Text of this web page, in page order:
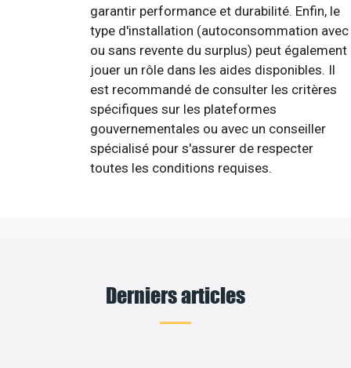
garantir performance et durabilité. Enfin, le
type d'installation (autoconsommation avec
ou sans revente du surplus) peut également
jouer un rôle dans les aides disponibles. Il
est recommandé de consulter les critères
spécifiques sur les plateformes
gouvernementales ou avec un conseiller
spécialisé pour s'assurer de respecter
toutes les conditions requises.
Derniers articles